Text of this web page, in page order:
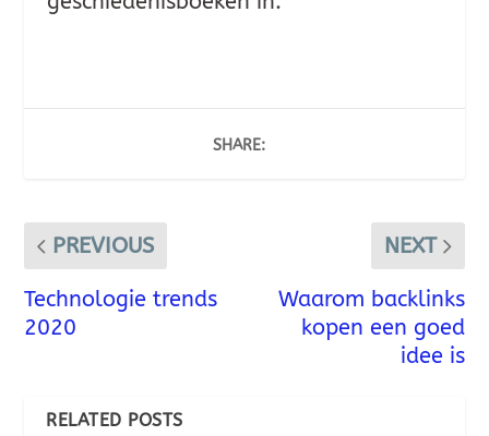
SHARE:
PREVIOUS
Technologie trends
2020
NEXT
Waarom backlinks
kopen een goed
idee is
RELATED POSTS